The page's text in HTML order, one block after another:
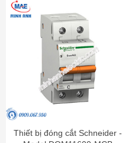
Thiết bị đóng cắt Schneider -